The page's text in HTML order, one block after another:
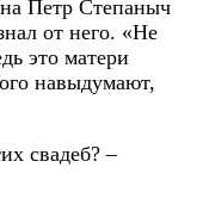
Петр Степаныч
от него. «Не
это матери
навыдумают,
свадеб? –